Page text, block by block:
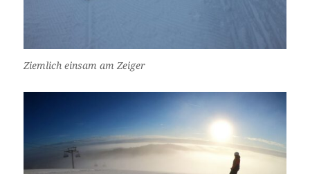
Ziemlich einsam am Zeiger